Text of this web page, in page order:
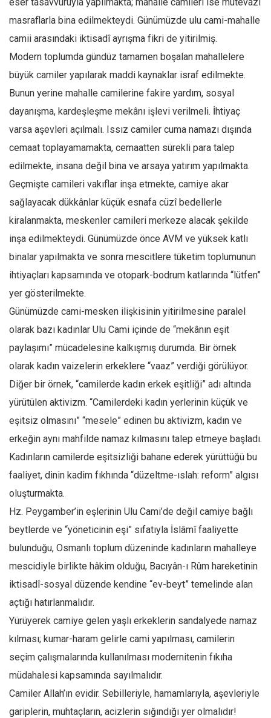
masraflarla bina edilmekteydi. Günümüzde ulu cami-mahalle
camii arasındaki iktisadî ayrışma fikri de yitirilmiş.
Modern toplumda gündüz tamamen boşalan mahallelere
büyük camiler yapılarak maddi kaynaklar israf edilmekte.
Bunun yerine mahalle camilerine fakire yardım, sosyal
dayanışma, kardeşleşme mekânı işlevi verilmeli. İhtiyaç
varsa aşevleri açılmalı. Issız camiler cuma namazı dışında
cemaat toplayamamakta, cemaatten sürekli para talep
edilmekte, insana değil bina ve arsaya yatırım yapılmakta.
Geçmişte camileri vakıflar inşa etmekte, camiye akar
sağlayacak dükkânlar küçük esnafa cüzî bedellerle
kiralanmakta, meskenler camileri merkeze alacak şekilde
inşa edilmekteydi. Günümüzde önce AVM ve yüksek katlı
binalar yapılmakta ve sonra mescitlere tüketim toplumunun
ihtiyaçları kapsamında ve otopark-bodrum katlarında “lütfen”
yer gösterilmekte.
Günümüzde cami-mesken ilişkisinin yitirilmesine paralel
olarak bazı kadınlar Ulu Cami içinde de “mekânın eşit
paylaşımı” mücadelesine kalkışmış durumda. Bir örnek
olarak kadın vaizelerin erkeklere “vaaz” verdiği görülüyor.
Diğer bir örnek, “camilerde kadın erkek eşitliği” adı altında
yürütülen aktivizm. “Camilerdeki kadın yerlerinin küçük ve
eşitsiz olmasını” “mesele” edinen bu aktivizm, kadın ve
erkeğin aynı mahfilde namaz kılmasını talep etmeye başladı.
Kadınların camilerde eşitsizliği bahane ederek yürüttüğü bu
faaliyet, dinin kadim fıkhında “düzeltme-ıslah: reform” algısı
oluşturmakta.
Hz. Peygamber’in eşlerinin Ulu Cami’de değil camiye bağlı
beytlerde ve “yöneticinin eşi” sıfatıyla İslâmî faaliyette
bulunduğu, Osmanlı toplum düzeninde kadınların mahalleye
mescidiyle birlikte hâkim olduğu, Bacıyân-ı Rûm hareketinin
iktisadî-sosyal düzende kendine “ev-beyt” temelinde alan
açtığı hatırlanmalıdır.
Yürüyerek camiye gelen yaşlı erkeklerin sandalyede namaz
kılması; kumar-haram gelirle cami yapılması, camilerin
seçim çalışmalarında kullanılması modernitenin fıkıha
müdahalesi kapsamında sayılmalıdır.
Camiler Allah’ın evidir. Sebilleriyle, hamamlarıyla, aşevleriyle
gariplerin, muhtaçların, acizlerin sığındığı yer olmalıdır!